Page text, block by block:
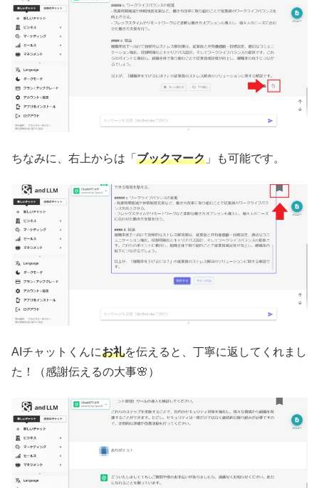
ちなみに、右上からは「 ブックマーク 」も可能です。
AIチャットくんにお礼を伝えると、丁寧に返してくれまし
た！（感謝伝えるの大事🌸）